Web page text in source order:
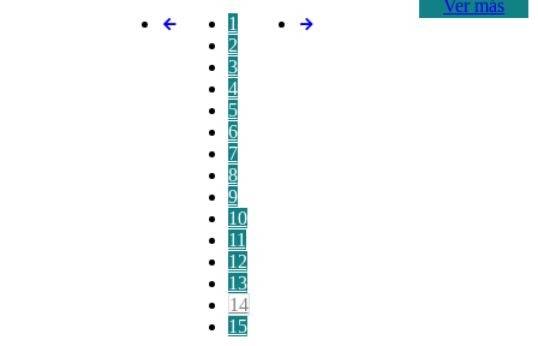
Ver más
1
2
3
4
5
6
7
8
9
10
11
12
13
14
15